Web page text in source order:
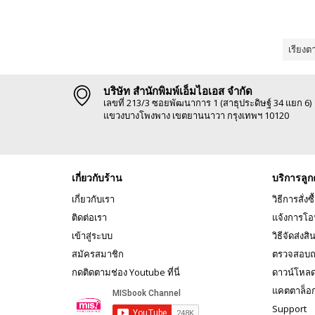
เรียง
บริษัท สำนักพิมพ์เอ็มไอเอส จำกัด
เลขที่ 213/3 ซอยพัฒนาการ 1 (สาธุประดิษฐ์ 34 แยก 6)
แขวงบางโพงพาง เขตยานนาวา กรุงเทพฯ 10120
เกี่ยวกับร้าน
เกี่ยวกับเรา
ติดต่อเรา
เข้าสู่ระบบ
สมัครสมาชิก
กดติดตามช่อง Youtube ที่นี่
บริการลู
วิธีการสั่ง
แจ้งการโ
วิธีจัดส่งสิ
ตรวจสอบ
ดาวน์โหล
แคตตาล็อ
Support